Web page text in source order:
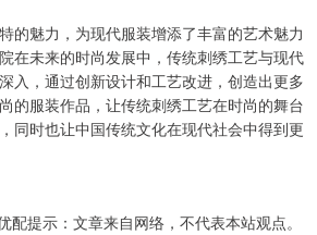
的魅力，为现代服装增添了丰富的艺术魅力
在未来的时尚发展中，传统刺绣工艺与现代
入，通过创新设计和工艺改进，创造出更多
的服装作品，让传统刺绣工艺在时尚的舞台
同时也让中国传统文化在现代社会中得到更
配提示：文章来自网络，不代表本站观点。